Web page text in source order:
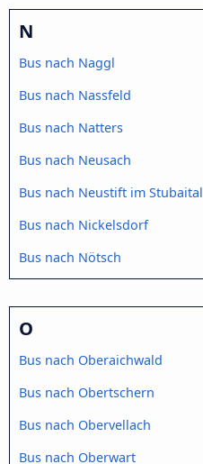
N
Bus nach Naggl
Bus nach Nassfeld
Bus nach Natters
Bus nach Neusach
Bus nach Neustift im Stubaital
Bus nach Nickelsdorf
Bus nach Nötsch
O
Bus nach Oberaichwald
Bus nach Obertschern
Bus nach Obervellach
Bus nach Oberwart